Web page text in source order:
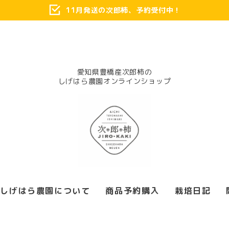
11月発送の次郎柿、予約受付中！
愛知県豊橋産次郎柿の
しげはら農園について 商品予約購入 栽培日記